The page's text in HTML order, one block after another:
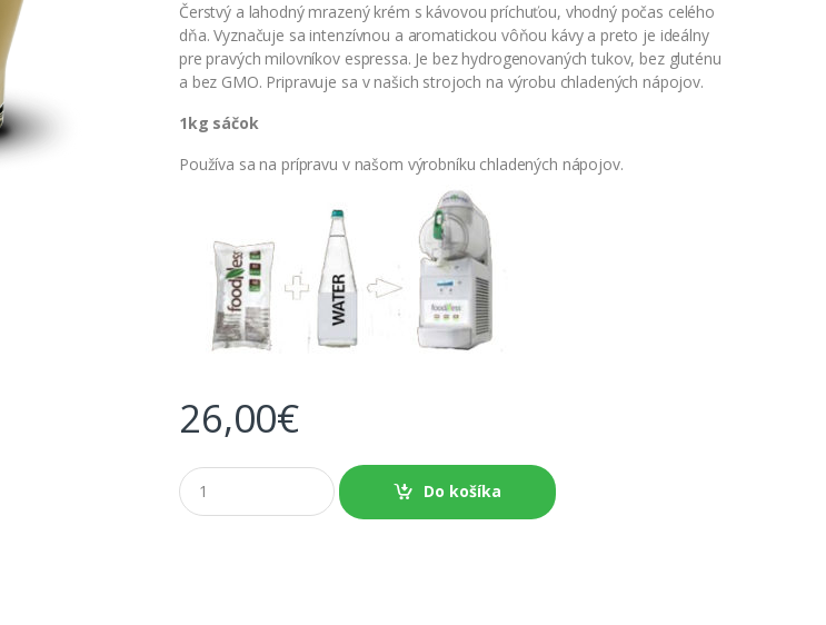
Čerstvý a lahodný mrazený krém s kávovou príchuťou, vhodný počas celého
dňa. Vyznačuje sa intenzívnou a aromatickou vôňou kávy a preto je ideálny
pre pravých milovníkov espressa. Je bez hydrogenovaných tukov, bez gluténu
a bez GMO. Pripravuje sa v našich strojoch na výrobu chladených nápojov.
1kg sáčok
Používa sa na prípravu v našom výrobníku chladených nápojov.
26,00€
M
n
o
Do košíka